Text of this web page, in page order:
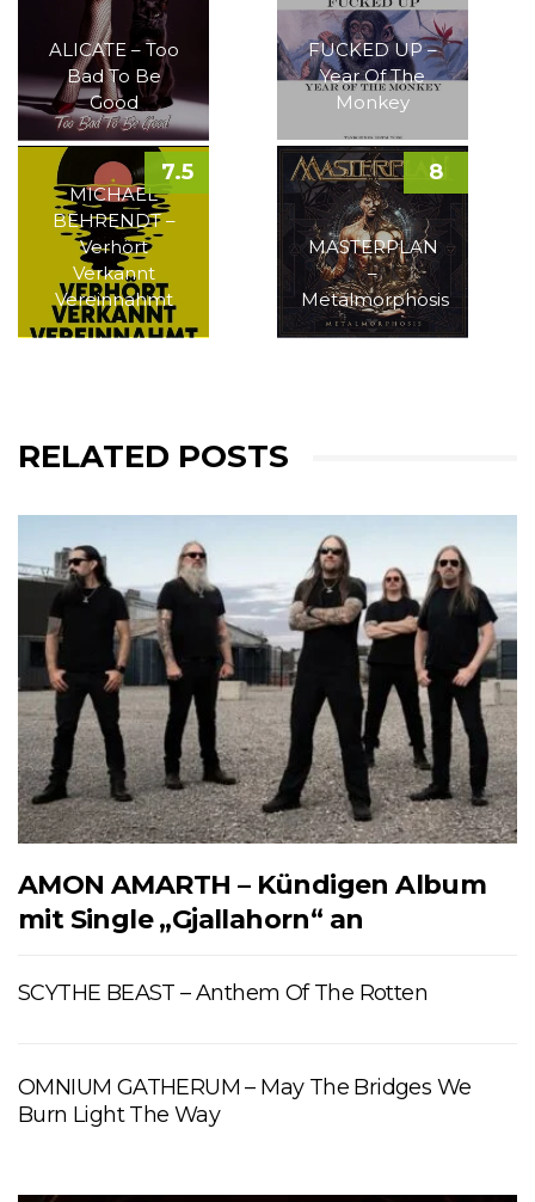
ALICATE – Too
Bad To Be
Good
FUCKED UP –
Year Of The
Monkey
MICHAEL
BEHRENDT –
Verhört
Verkannt
Vereinnahmt
7.5
MASTERPLAN
–
Metalmorphosis
8
RELATED POSTS
AMON AMARTH – Kündigen Album
mit Single „Gjallahorn“ an
SCYTHE BEAST – Anthem Of The Rotten
OMNIUM GATHERUM – May The Bridges We
Burn Light The Way